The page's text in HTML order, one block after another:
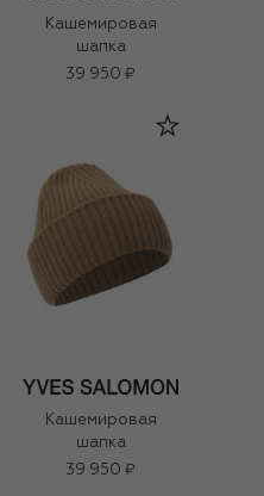
Кашемировая
шапка
39 950 ₽
Кашемировая
шапка
39 950 ₽